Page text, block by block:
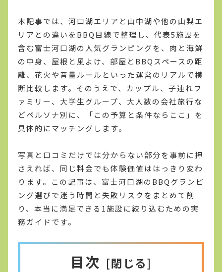
本記事では、河口湖エリアと山中湖や他の山梨エ
リアとの違いをBBQ目線で整理し、代表5施設を
含む富士河口湖の人気グランピングを、肉と海鮮
の中身、屋根と風よけ、部屋とBBQスペースの距
離、花火や音量ルールといった運営のリアルで横
断比較します。そのうえで、カップル、子連れフ
ァミリー、大学生グループ、大人数の会社旅行な
どペルソナ別に、「この予算と条件ならここ」を
具体的にマッチングします。
写真と口コミだけでは分からない部分を事前に押
さえれば、同じ料金でも体験価値ははっきり変わ
ります。この記事は、富士河口湖のBBQグランピ
ング選びで迷う時間と失敗リスクをまとめて削
り、本当に満足できる1施設に絞り込むための実
務ガイドです。
目次